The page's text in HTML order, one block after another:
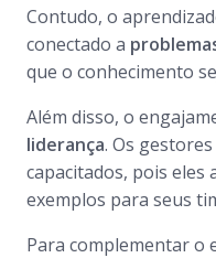
Contudo, o
conectado a
que o conhecimento
Além disso, o
liderança. Os
capacitados, pois
exemplos para seus
Para complementar o